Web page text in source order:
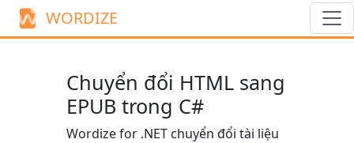
WORDIZE
Chuyển đổi HTML sang
EPUB trong C#
Wordize for .NET chuyển đổi tài liệu